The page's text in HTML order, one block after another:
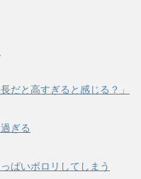
だと高すぎると感じる？」
ぎる
ぱいポロリしてしまう